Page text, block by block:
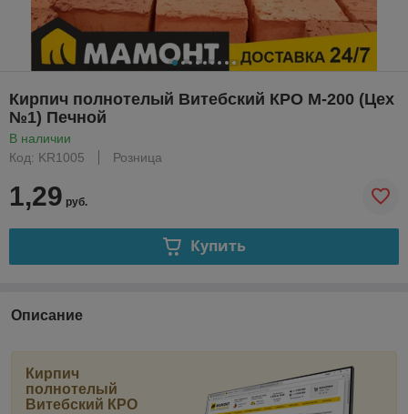
Кирпич полнотелый Витебский КРО М-200 (Цех
№1) Печной
В наличии
Код: KR1005
Розница
1,29 руб.
Купить
Описание
Кирпич
полнотелый
Витебский КРО